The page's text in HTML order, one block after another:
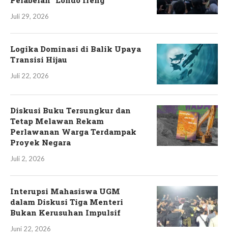
Juli 29, 2026
Logika Dominasi di Balik Upaya
Transisi Hijau
Juli 22, 2026
Diskusi Buku Tersungkur dan
Tetap Melawan Rekam
Perlawanan Warga Terdampak
Proyek Negara
Juli 2, 2026
Interupsi Mahasiswa UGM
dalam Diskusi Tiga Menteri
Bukan Kerusuhan Impulsif
Juni 22, 2026